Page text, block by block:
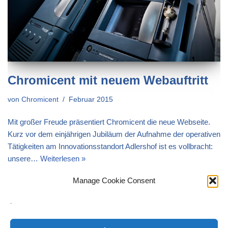
Manage Cookie Consent
.
Chromicent mit neuem Webauftritt
von Chromicent Februar 2015
Mit großer Freude präsentiert Chromicent die neue Webseite.
Kurz vor dem einjährigen Jubiläum der Aufnahme der operativen
Tätigkeiten am Innovationsstandort Adlershof ist es vollbracht:
unsere… Weiterlesen »